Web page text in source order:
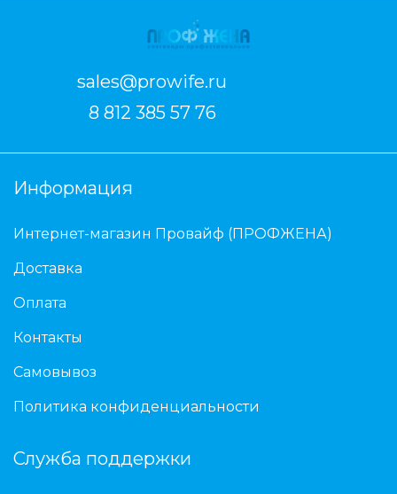
sales@prowife.ru
8 812 385 57 76
Информация
Интернет-магазин Провайф (ПРОФЖЕНА)
Доставка
Оплата
Контакты
Самовывоз
Политика конфиденциальности
Служба поддержки